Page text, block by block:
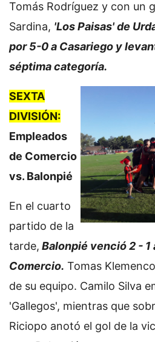
Tomás Rodríguez y con un
Sardina, 'Los Paisas' de
por 5-0 a Casariego y
séptima categoría.
SEXTA
DIVISIÓN:
Empleados
de Comercio
vs. Balonpié
En el cuarto
partido de la
tarde, Balonpié venció 2 - 1
Comercio. Tomas
de su equipo. Camilo Silva
'Gallegos', mientras que
Riciopo anotó el gol de la